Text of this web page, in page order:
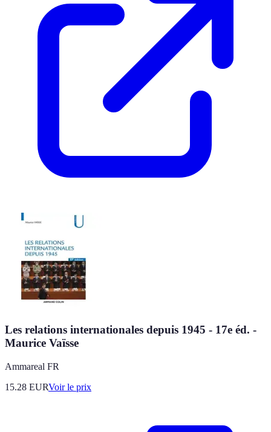
Les relations internationales depuis 1945 - 17e éd. -
Maurice Vaïsse
Ammareal FR
15.28 EURVoir le prix